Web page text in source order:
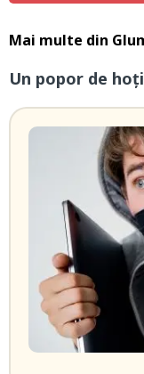
Mai multe din
Un popor de hoți